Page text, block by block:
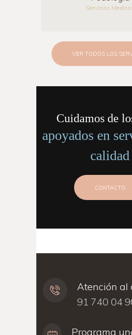
Servicios
VER TODOS LOS
Cuidamos de
apoyados en
calidad
CONTACTO
Atención al
91 740 04
Programa